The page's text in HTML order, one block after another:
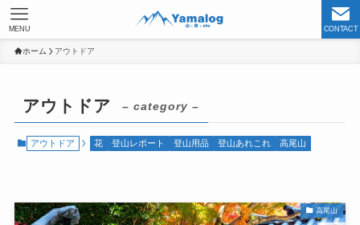
CONTACT
MENU
ホーム アウトドア
アウトドア – category –
アウトドア 花 登山レポート 登山用品 登山あれこれ 高尾山
高尾山